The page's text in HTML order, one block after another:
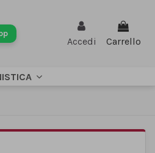
Accedi Carrello